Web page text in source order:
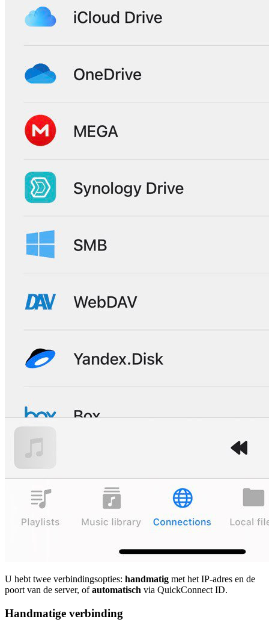
U hebt twee verbindingsopties: handmatig met het IP-adres en de
poort van de server, ofautomatisch via QuickConnect ID.
Handmatige verbinding